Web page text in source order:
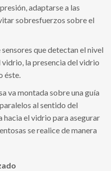
adaptarse a las
sobresfuerzos sobre el
que detectan el nivel
la presencia del vidrio
éste.
va montada sobre una guía
al sentido del
el vidrio para asegurar
se realice de manera